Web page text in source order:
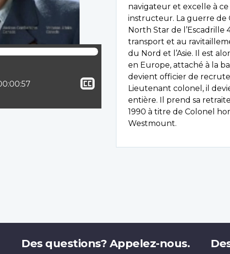
: total :
Afficher
sous-
titrage
navigateur et excelle à
instructeur. La guerre de
North Star de l’Escadrille
transport et au
du Nord et l’Asie. Il est
en Europe, attaché à la
devient officier de
Lieutenant colonel, il
entière. Il prend sa
1990 à titre de Colonel
Westmount.
Des questions? Appelez-nous.